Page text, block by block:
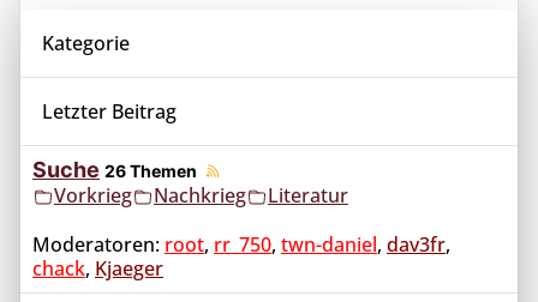
Kategorie
Letzter Beitrag
Suche 26 Themen
Vorkrieg Nachkrieg
Literatur
Moderatoren: root, rr_750, twn-daniel, dav3fr,
chack, Kjaeger